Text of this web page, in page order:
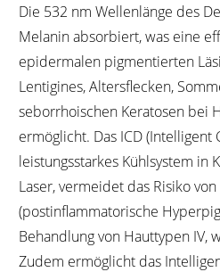
Die 532 nm Wellenlänge des
Melanin absorbiert, was eine
epidermalen pigmentierten
Lentigines, Altersflecken,
seborrhoischen Keratosen bei
ermöglicht. Das ICD (Intelligent
leistungsstarkes Kühlsystem in
Laser, vermeidet das Risiko von
(postinflammatorische
Behandlung von Hauttypen IV,
Zudem ermöglicht das